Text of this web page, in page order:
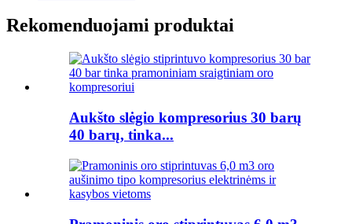
Rekomenduojami produktai
Aukšto slėgio kompresorius 30 barų
40 barų, tinka...